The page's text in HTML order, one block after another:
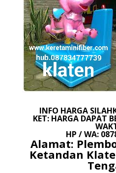
INFO HARGA
KET: HARGA DAPAT
HP / WA:
Alamat:
Ketandan